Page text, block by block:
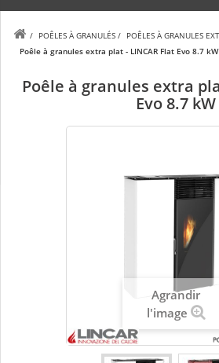
/ POÊLES À GRANULÉS / POÊLES À GRANULES
Poêle à granules extra plat - LINCAR Flat Evo 8.7 kW
Poêle à granules extra
Evo 8.7 kW
Agrandir
l'image